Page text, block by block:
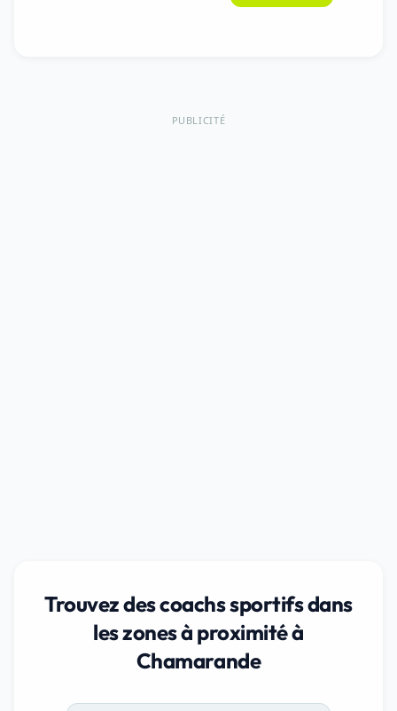
PUBLICITÉ
Trouvez des coachs sportifs dans
les zones à proximité à
Chamarande